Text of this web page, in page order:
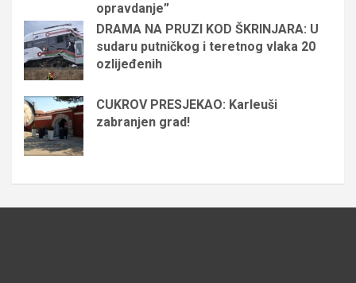
opravdanje”
DRAMA NA PRUZI KOD ŠKRINJARA: U
sudaru putničkog i teretnog vlaka 20
ozlijeđenih
CUKROV PRESJEKAO: Karleuši
zabranjen grad!